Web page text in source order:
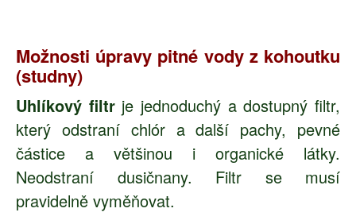
Možnosti úpravy pitné vody z kohoutku
(studny)
Uhlíkový filtrje jednoduchý a dostupný filtr,
který odstraní chlór a další pachy, pevné
částice a většinou i organické látky.
Neodstraní dusičnany. Filtr se musí
pravidelně vyměňovat.